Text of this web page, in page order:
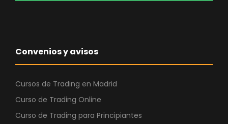
Convenios y avisos
Cursos de Trading en Madrid
Curso de Trading Online
Curso de Trading para Principiantes